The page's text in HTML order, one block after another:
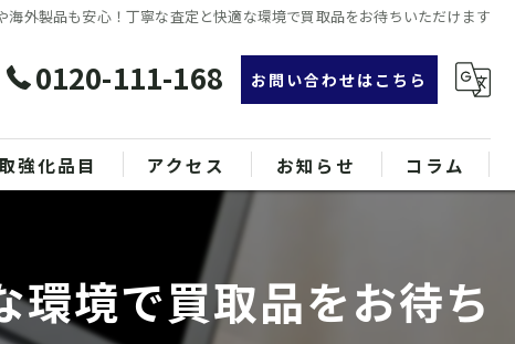
海外製品も安心！丁寧な査定と快適な環境で買取品をお待ちいただけます
0120-111-168 お問い合わせはこちら
強化品目
ンド品
アクセス お知らせ コラム
境で買取品をお待ち